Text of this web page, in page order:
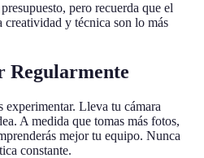
pero recuerda que el
y técnica son lo más
Regularmente
experimentar. Lleva tu cámara
A medida que tomas más fotos,
mejor tu equipo. Nunca
constante.